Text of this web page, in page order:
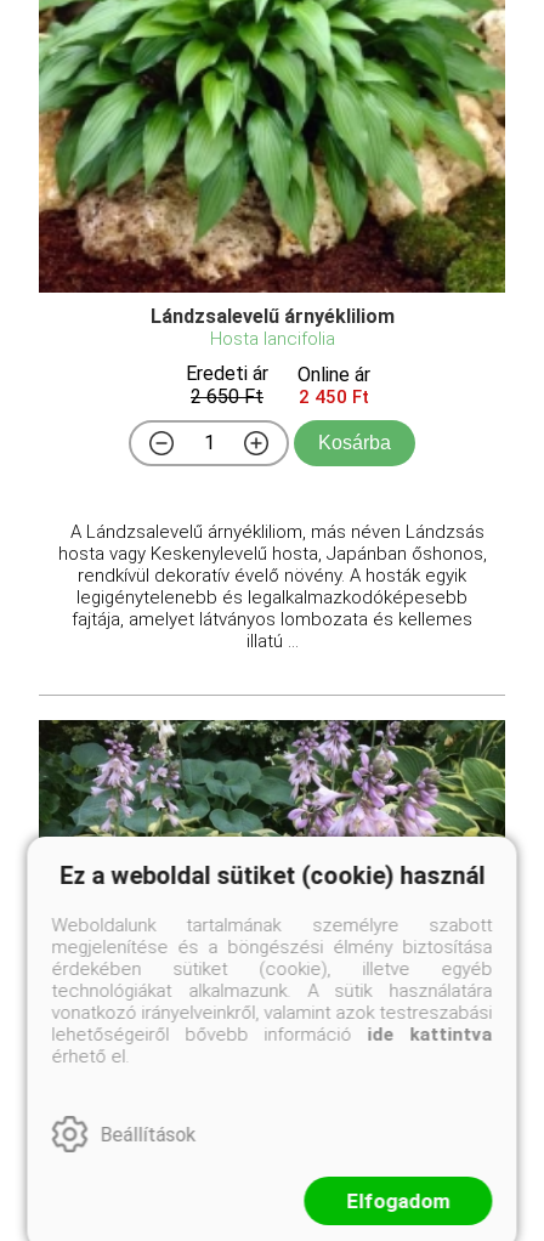
Lándzsalevelű árnyékliliom
Hosta lancifolia
Eredeti ár
2 650 Ft
Online ár
2 450 Ft
Kosárba
A Lándzsalevelű árnyékliliom, más néven Lándzsás
hosta vagy Keskenylevelű hosta, Japánban őshonos,
rendkívül dekoratív évelő növény. A hosták egyik
legigénytelenebb és legalkalmazkodóképesebb
fajtája, amelyet látványos lombozata és kellemes
illatú ...
3 250 Ft
Kosárba
Ez a weboldal sütiket (cookie) használ
Weboldalunk tartalmának személyre szabott
megjelenítése és a böngészési élmény biztosítása
érdekében sütiket (cookie), illetve egyéb
technológiákat alkalmazunk. A sütik használatára
vonatkozó irányelveinkről, valamint azok testreszabási
lehetőségeiről bővebb információ ide kattintva
érhető el.
Beállítások
Elfogadom